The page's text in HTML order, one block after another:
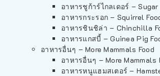
อาหารชูก้าร์ไกลเดอร์ –
อาหารกระรอก – Squirrel
อาหารชินชิล่า – Chinchilla
อาหารแกสบี้ – Guinea Pig
อาหารอื่นๆ – More Mammals Food
อาหารอื่นๆ – More Mammals
อาหารหนูแฮมสเตอร์ –